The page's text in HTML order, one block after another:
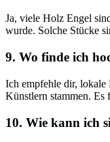
Ja,‌ viele Holz Engel
wurde. ⁣Solche⁢ Stücke
9. Wo finde ich
Ich empfehle dir, ​lokale
Künstlern stammen.⁤ Es
10.‍ Wie kann ich